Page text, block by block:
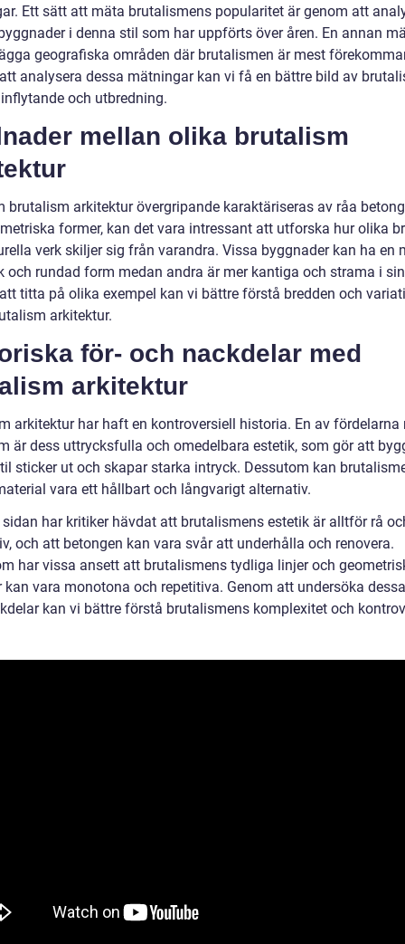
Ett sätt att mäta brutalismens popularitet är genom att
i denna stil som har uppförts över åren. En annan
geografiska områden där brutalismen är mest
analysera dessa mätningar kan vi få en bättre bild av
och utbredning.
mellan olika brutalism
brutalism arkitektur övergripande karaktäriseras av råa
former, kan det vara intressant att utforska hur olika
verk skiljer sig från varandra. Vissa byggnader kan ha en
och rundad form medan andra är mer kantiga och strama i
titta på olika exempel kan vi bättre förstå bredden och
arkitektur.
för- och nackdelar med
arkitektur
arkitektur har haft en kontroversiell historia. En av fördelarna
är dess uttrycksfulla och omedelbara estetik, som gör att
sticker ut och skapar starka intryck. Dessutom kan
vara ett hållbart och långvarigt alternativ.
sidan har kritiker hävdat att brutalismens estetik är alltför rå
och att betongen kan vara svår att underhålla och renovera.
har vissa ansett att brutalismens tydliga linjer och
kan vara monotona och repetitiva. Genom att undersöka
kan vi bättre förstå brutalismens komplexitet och